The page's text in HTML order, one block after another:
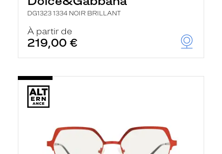
DG1323 1334 NOIR BRILLANT
À partir de
219,00 €